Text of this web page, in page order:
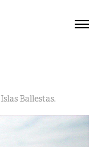
Ballestas.